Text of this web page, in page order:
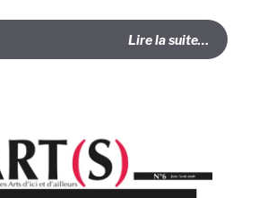
Lire la suite…